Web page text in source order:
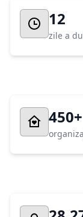
zile a
12
450+